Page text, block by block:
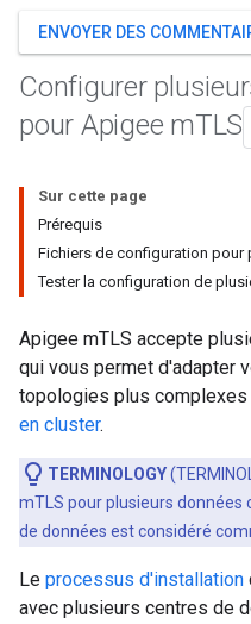
ENVOYER DES
Configurer
pour Apigee mTLS
Sur cette page
Prérequis
Fichiers de configuration pour
Tester la configuration de
Apigee mTLS accepte
qui vous permet d'adapter
topologies plus
en cluster.
TERMINOLOGY
mTLS pour plusieurs données
de données est considéré
Le processus d'installation
avec plusieurs centres de